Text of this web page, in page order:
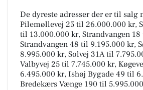
De dyreste adresser der er til salg
Pilemøllevej 25 til 26.000.000 kr,
til 13.000.000 kr, Strandvangen
Strandvangen 48 til 9.195.000 kr,
8.995.000 kr, Solvej 31A til
Valbyvej 25 til 7.745.000 kr,
6.495.000 kr, Ishøj Bygade 49 til
Bredekærs Vænge 190 til